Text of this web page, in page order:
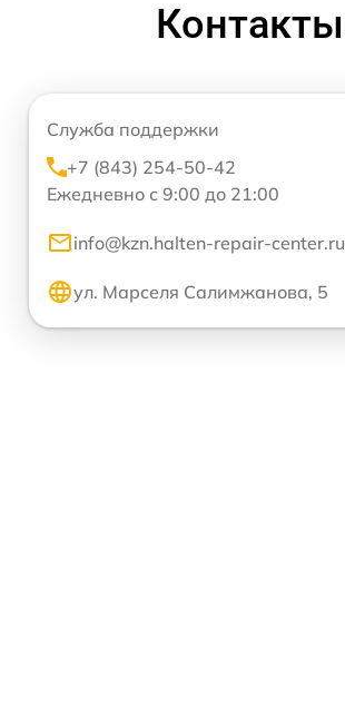
Контакты
Служба поддержки
+7 (843) 254-50-42
Ежедневно с 9:00 до 21:00
info@kzn.halten-repair-center.ru
ул. Марселя Салимжанова, 5